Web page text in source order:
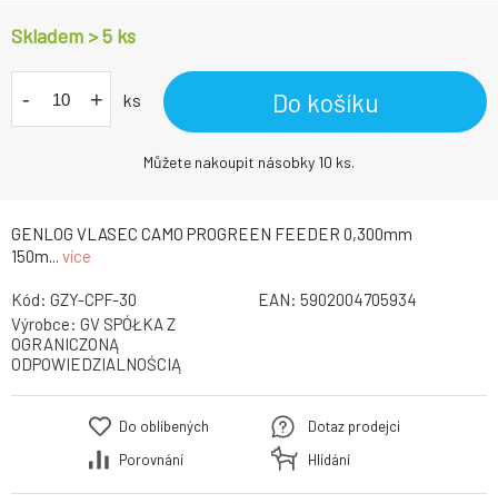
GENLOG VLASEC CAMO PROGREEN FEEDER 0,300mm
150m... více
Skladem > 5 ks
- + ks Do košíku
Můžete nakoupit násobky 10 ks.
Kód: GZY-CPF-30 EAN: 5902004705934
Výrobce: GV SPÓŁKA Z
OGRANICZONĄ
ODPOWIEDZIALNOŚCIĄ
Do oblíbených
Porovnání
Dotaz prodejci
Hlídání